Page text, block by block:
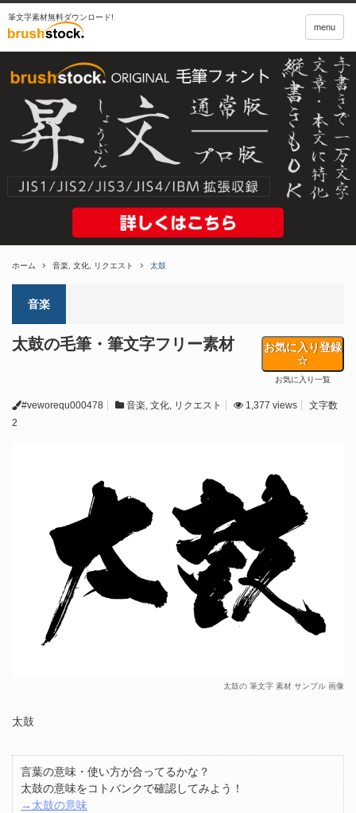
筆文字素材無料ダウンロード!
menu
ホーム 音楽, 文化, リクエスト 太鼓
音楽
太鼓の毛筆・筆文字フリー素材 お気に入り登録
お気に入り一覧
#veworequ000478 音楽, 文化, リクエスト 1,377 views
文字数
2
太鼓の 筆文字 素材 サンプル 画像
太鼓
言葉の意味・使い方が合ってるかな？
太鼓の意味をコトバンクで確認してみよう！
→太鼓の意味